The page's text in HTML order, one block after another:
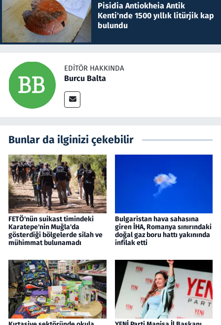
Pisidia Antiokheia Antik
Kenti'nde 1500 yıllık litürjik kap
bulundu
EDITÖR HAKKINDA
Burcu Balta
Bunlar da ilginizi çekebilir
FETÖ'nün suikast timindeki
Karatepe'nin Muğla'da
gösterdiği bölgelerde silah ve
mühimmat bulunamadı
Bulgaristan hava sahasına
giren İHA, Romanya sınırındaki
doğal gaz boru hattı yakınında
infilak etti